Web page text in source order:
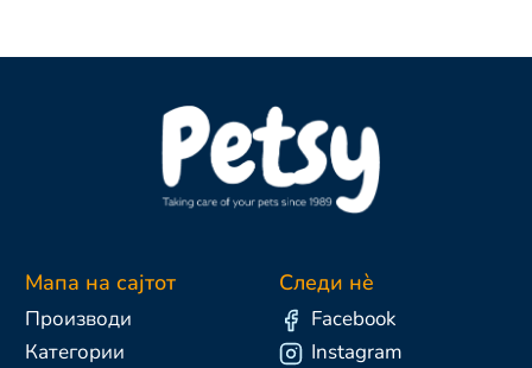
Мапа на сајтот
Производи
Категории
Следи нè
Facebook
Instagram